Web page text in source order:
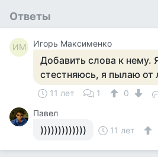
Ответы
ИМ Игорь Максименко
Добавить слова к нему.
стестняюсь, я пылаю от
11 лет 1
0
Павел
))))))))))))) 11 лет